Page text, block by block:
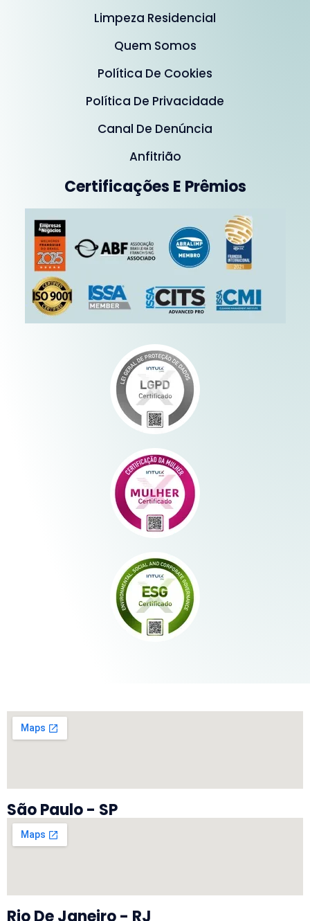
Limpeza Residencial
Quem Somos
Política De Cookies
Política De Privacidade
Canal De Denúncia
Anfitrião
Certificações E Prêmios
São Paulo - SP
Rio De Janeiro - RJ